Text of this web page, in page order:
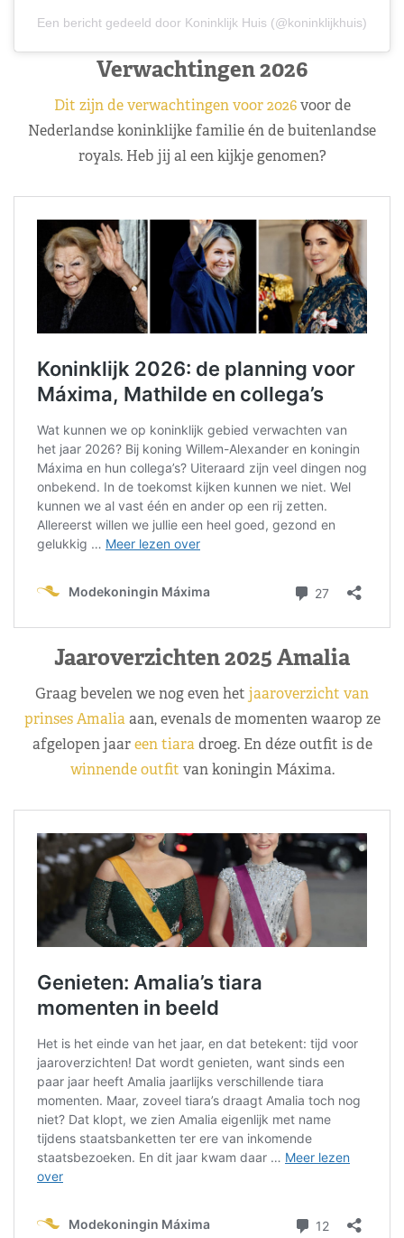
Een bericht gedeeld door Koninklijk Huis (@koninklijkhuis)
Verwachtingen 2026
Dit zijn de verwachtingen voor 2026voor de
Nederlandse koninklijke familie én de buitenlandse
royals. Heb jij al een kijkje genomen?
Jaaroverzichten 2025 Amalia
Graag bevelen we nog even het jaaroverzicht van
prinses Amaliaaan, evenals de momenten waarop ze
afgelopen jaareen tiaradroeg. En déze outfit is de
winnende outfit van koningin Máxima.